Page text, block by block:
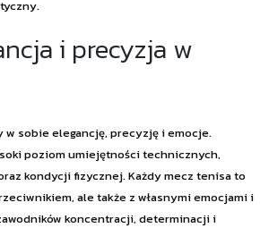
i precyzja w
w sobie elegancję, precyzję i emocje.
poziom umiejętności technicznych,
kondycji fizycznej. Każdy mecz tenisa to
ale także z własnymi emocjami i
koncentracji, determinacji i